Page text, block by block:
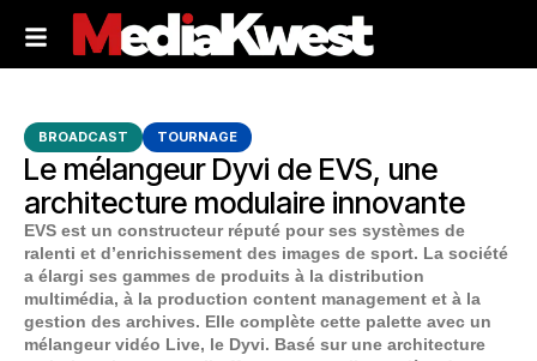
BROADCAST TOURNAGE
Le mélangeur Dyvi de EVS, une
architecture modulaire innovante
EVS est un constructeur réputé pour ses systèmes de
ralenti et d’enrichissement des images de sport. La société
a élargi ses gammes de produits à la distribution
multimédia, à la production content management et à la
gestion des archives. Elle complète cette palette avec un
mélangeur vidéo Live, le Dyvi. Basé sur une architecture